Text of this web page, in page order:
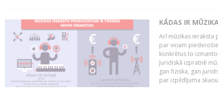
KĀDAS IR
Arī mūzikas ieraksta
par viņam
konkrētus to
Juridiskā izpratnē
gan fiziska, gan
par izpildījuma